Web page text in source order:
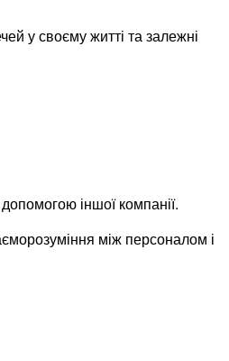
у своєму житті та залежні
іншої компанії.
між персоналом і